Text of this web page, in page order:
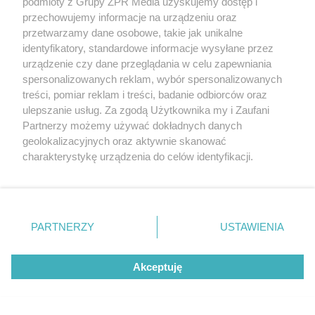
na Biennale Architektury w Wenecji 2025
przechowujemy informacje na urządzeniu oraz
przetwarzamy dane osobowe, takie jak unikalne
identyfikatory, standardowe informacje wysyłane przez
urządzenie czy dane przeglądania w celu zapewniania
spersonalizowanych reklam, wybór spersonalizowanych
treści, pomiar reklam i treści, badanie odbiorców oraz
ulepszanie usług. Za zgodą Użytkownika my i Zaufani
Partnerzy możemy używać dokładnych danych
geolokalizacyjnych oraz aktywnie skanować
charakterystykę urządzenia do celów identyfikacji.
zmienić/wycofać klikając przycisk ustawień prywatności
znajdujący się w lewym dolnym rogu strony
rodzaje przetwarzania danych nie wymagają zgody
użytkownika, ale masz prawo sprzeciwić się takiemu
przetwarzaniu. Preferencje będą miały zastosowanie tylko
PARTNERZY USTAWIENIA
Akceptuję